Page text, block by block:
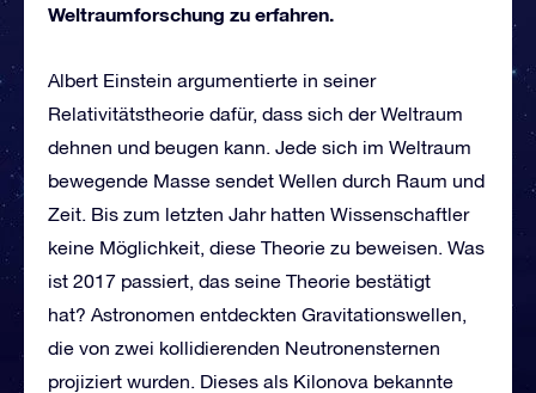
Weltraumforschung zu erfahren.
Albert Einstein argumentierte in seiner
Relativitätstheorie dafür, dass sich der Weltraum
dehnen und beugen kann. Jede sich im Weltraum
bewegende Masse sendet Wellen durch Raum und
Zeit. Bis zum letzten Jahr hatten Wissenschaftler
keine Möglichkeit, diese Theorie zu beweisen. Was
ist 2017 passiert, das seine Theorie bestätigt
hat? Astronomen entdeckten Gravitationswellen,
die von zwei kollidierenden Neutronensternen
projiziert wurden. Dieses als Kilonova bekannte